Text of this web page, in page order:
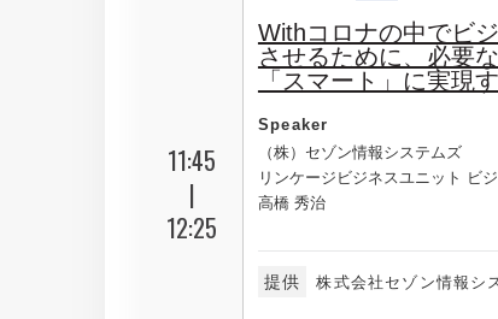
11:45
|
12:25
Withコロナの中でビ
させるために、必要
「スマート」に実現
Speaker
（株）セゾン情報システムズ
リンケージビジネスユニット ビ
高橋 秀治
提供 株式会社セゾン情報シ